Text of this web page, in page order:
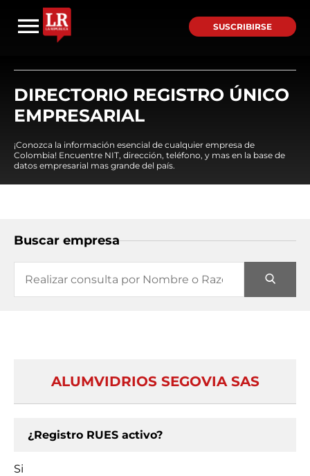
SUSCRIBIRSE
DIRECTORIO REGISTRO ÚNICO
EMPRESARIAL
¡Conozca la información esencial de cualquier empresa de
Colombia! Encuentre NIT, dirección, teléfono, y mas en la base de
datos empresarial mas grande del país.
Buscar empresa
ALUMVIDRIOS SEGOVIA SAS
¿Registro RUES activo?
Si